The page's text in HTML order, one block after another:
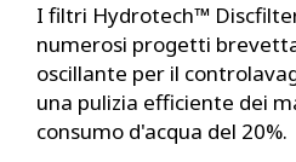
I filtri Hydrotech™
numerosi progetti
oscillante per il
una pulizia efficiente dei
consumo d'acqua del 20%.